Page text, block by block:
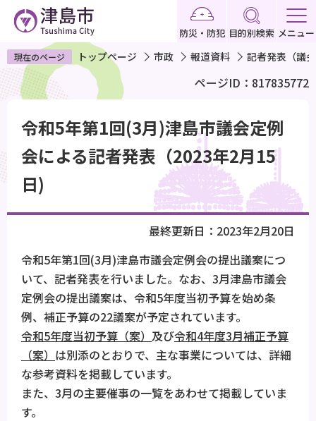
ペ
ー
ジ
で
す
防災・防犯 目的別検索 メニュー
現在のページ トップページ 市政 報道資料 記者発表（議
ページID：817835772
令和5年第1回(3月)津島市議会定例
会による記者発表（2023年2月15
日)
最終更新日：2023年2月20日
令和5年第1回(3月)津島市議会定例会の提出議案につ
いて、記者発表を行いました。なお、3月津島市議会
定例会の提出議案は、令和5年度当初予算を始め条
例、補正予算の22議案が予定されています。
令和5年度当初予算（案） 及び令和4年度3月補正予算
（案） は別添のとおりで、主な事業については、詳細
な参考資料を掲載しています。
また、3月の主要催事の一覧をあわせて掲載していま
す。